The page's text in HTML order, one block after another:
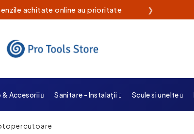
rapidă din stoc propriu ❯
& Accesorii Sanitare - Instalații Scule si unelte